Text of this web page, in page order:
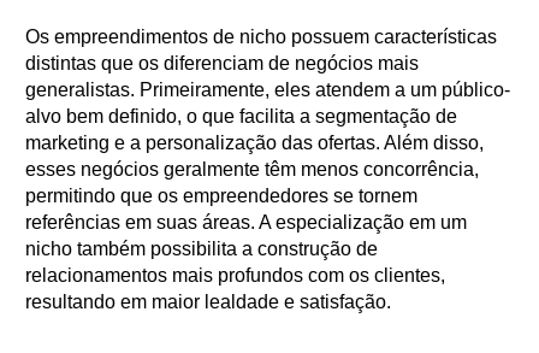
Os empreendimentos de nicho possuem características
distintas que os diferenciam de negócios mais
generalistas. Primeiramente, eles atendem a um público-
alvo bem definido, o que facilita a segmentação de
marketing e a personalização das ofertas. Além disso,
esses negócios geralmente têm menos concorrência,
permitindo que os empreendedores se tornem
referências em suas áreas. A especialização em um
nicho também possibilita a construção de
relacionamentos mais profundos com os clientes,
resultando em maior lealdade e satisfação.